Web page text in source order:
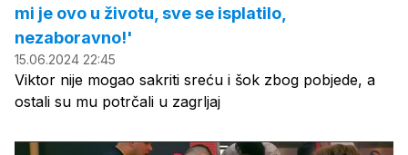
mi je ovo u životu, sve se isplatilo,
nezaboravno!'
15.06.2024 22:45
Viktor nije mogao sakriti sreću i šok zbog pobjede, a
ostali su mu potrčali u zagrljaj